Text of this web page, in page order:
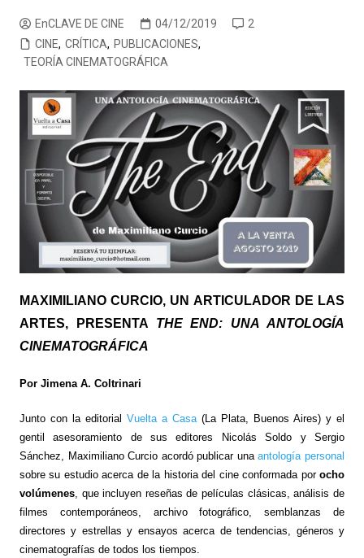
EnCLAVE DE CINE 04/12/2019
2
CINE, CRÍTICA, PUBLICACIONES,
TEORÍA CINEMATOGRÁFICA
MAXIMILIANO CURCIO, UN ARTICULADOR DE LAS
ARTES, PRESENTA THE END: UNA ANTOLOGÍA
CINEMATOGRÁFICA
Por Jimena A. Coltrinari
Junto con la editorial Vuelta a Casa(La Plata, Buenos Aires) y el
gentil asesoramiento de sus editores Nicolás Soldo y Sergio
Sánchez, Maximiliano Curcio acordó publicar unaantología personal
sobre su estudio acerca de la historia del cine conformada porocho
volúmenes, que incluyen reseñas de películas clásicas, análisis de
filmes contemporáneos, archivo fotográfico, semblanzas de
directores y estrellas y ensayos acerca de tendencias, géneros y
cinematografías de todos los tiempos.